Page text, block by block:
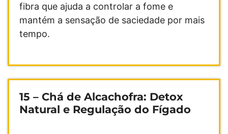
fibra que ajuda a controlar a fome e
mantém a sensação de saciedade por mais
tempo.
15 – Chá de Alcachofra: Detox
Natural e Regulação do Fígado